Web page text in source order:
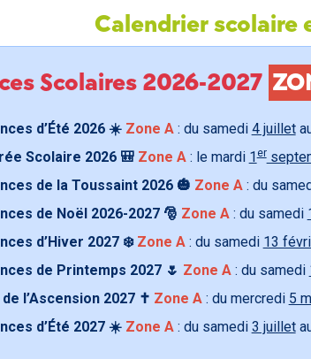
Calendrier scolaire
Scolaires 2026-2027
d’Été 2026 ☀️ Zone A: du samedi 4 juillet
Scolaire 2026 🎒 Zone A: le mardi 1er
de la Toussaint 2026 🎃 Zone A: du
de Noël 2026-2027 🎅 Zone A: du samedi
d’Hiver 2027 ❄️ Zone A: du samedi 13
de Printemps 2027 🌷 Zone A: du samedi
de l’Ascension 2027 ✝️ Zone A: du mercredi 5
d’Été 2027 ☀️ Zone A: du samedi 3 juillet